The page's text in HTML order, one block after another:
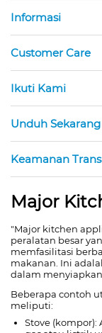
Informasi
Customer Care
Ikuti Kami
Unduh Sekarang
Keamanan
Major
"Major kitchen
peralatan besar
memfasilitasi
makanan. Ini
dalam
Beberapa contoh
meliputi:
Stove